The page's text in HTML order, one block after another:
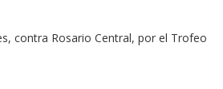
contra Rosario Central, por el Trofeo